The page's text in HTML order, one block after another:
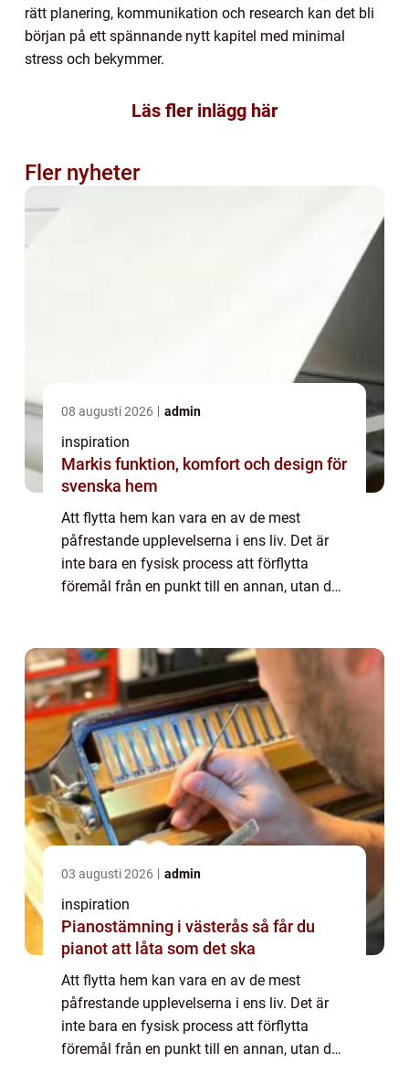
rätt planering, kommunikation och research kan det bli
början på ett spännande nytt kapitel med minimal
stress och bekymmer.
Läs fler inlägg här
Fler nyheter
08 augusti 2026 admin
inspiration
Markis funktion, komfort och design för
svenska hem
Att flytta hem kan vara en av de mest
påfrestande upplevelserna i ens liv. Det är
inte bara en fysisk process att förflytta
föremål från en punkt till en annan, utan det
03 augusti 2026 admin
inspiration
Pianostämning i västerås så får du
pianot att låta som det ska
Att flytta hem kan vara en av de mest
påfrestande upplevelserna i ens liv. Det är
inte bara en fysisk process att förflytta
föremål från en punkt till en annan, utan det